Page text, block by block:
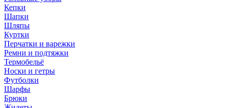
Кепки
Шапки
Шляпы
Куртки
Перчатки и варежки
Ремни и подтяжки
Термобельё
Носки и гетры
Футболки
Шарфы
Брюки